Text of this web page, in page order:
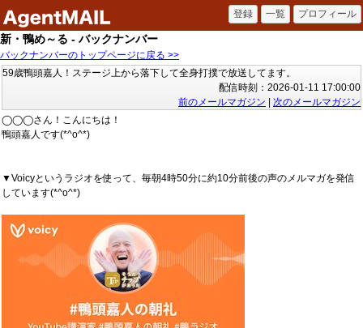
新・鴨め～る - バックナンバー
バックナンバーのトップページに戻る >>
59歳鴨頭嘉人！ステージ上から落下して全身打撲で放送してます。
配信時刻：2026-01-11 17:00:00
前のメールマガジン
次のメールマガジン
◯◯◯さん！こんにちは！
鴨頭嘉人です(*^o^*)
▼Voicyというラジオを使って、毎朝4時50分に約10分前後の声のメルマガを発信
しています(*^o^*)